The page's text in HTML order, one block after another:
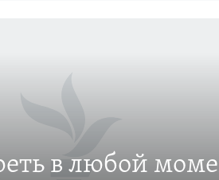
в любой